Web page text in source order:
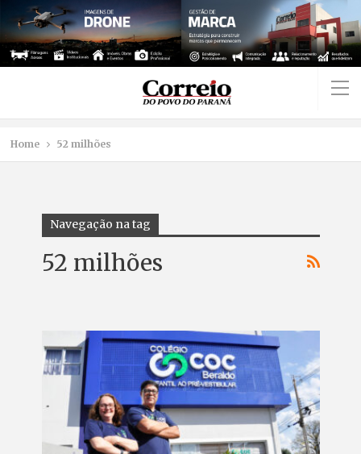
Home 52 milhões
Navegação na tag
52 milhões